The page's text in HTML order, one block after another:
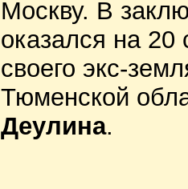
Москву. В
оказался на 20
своего экс-
Тюменской
Деулина.